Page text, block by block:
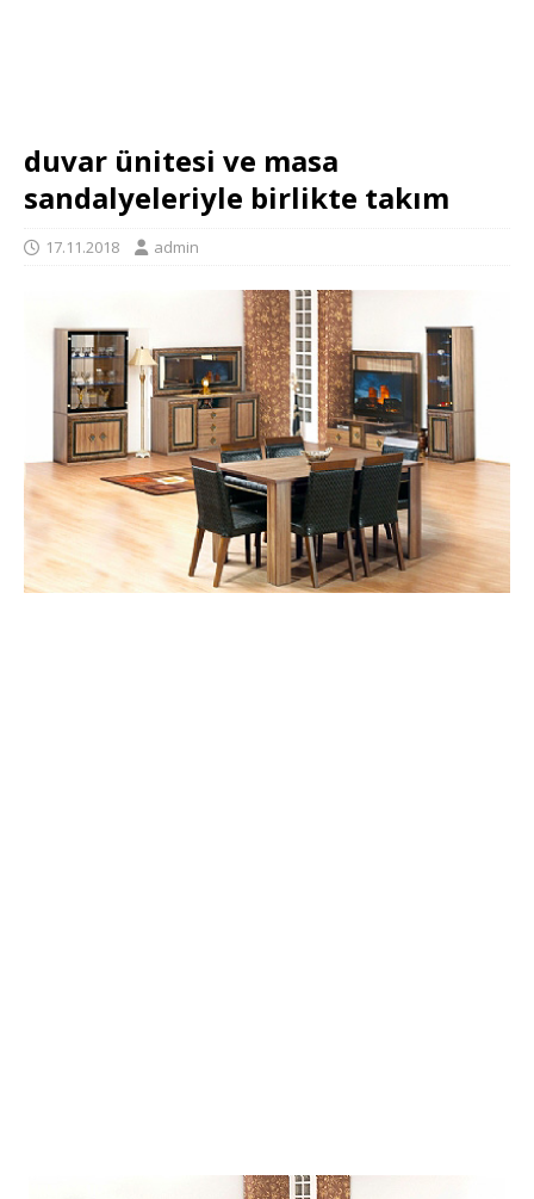
duvar ünitesi ve masa
sandalyeleriyle birlikte takım
17.11.2018 admin